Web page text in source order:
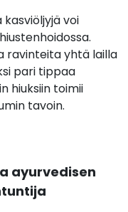
voi
ravinteita yhtä lailla
pari tippaa
hiuksiin toimii
tavoin.
ayurvedisen